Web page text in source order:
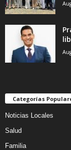
Categorías
Noticias Locales
Salud
Familia